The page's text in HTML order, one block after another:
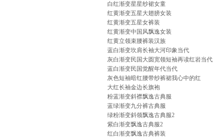
白红渐变星星纱裙女童
红黄渐变五星大翅膀女装
红黄渐变五星女裤装
红黄渐变中国风飘逸女装
红黄立领束腰裤装汉族
蓝白渐变坎肩长袖大河印象当代
灰白渐变民国大圆宽领短袖再读红岩当代
蓝白渐变民国觉醒年代当代
灰色短袖暗红腰带纱裤裙我心中的红
大红长袖金边长旗袍
粉蓝渐变斜襟飘逸古典服
蓝绿渐变九分裤古典服
绿粉渐变斜领飘逸古典服2
紫白渐变飘逸古典服2
红白渐变飘逸古典裤装